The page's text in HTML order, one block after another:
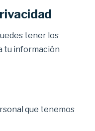
tener los
tu información
que tenemos